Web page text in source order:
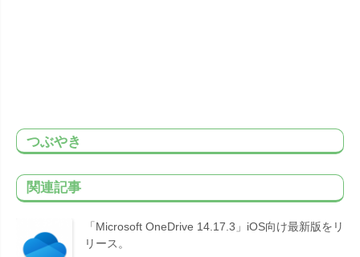
つぶやき
関連記事
「Microsoft OneDrive 14.17.3」iOS向け最新版をリ
リース。